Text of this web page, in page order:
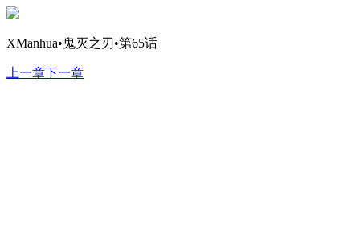
XManhua•鬼灭之刃•第65话
上一章下一章